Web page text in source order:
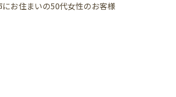
お住まいの50代女性のお客様